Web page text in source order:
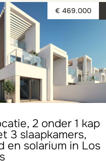
€ 469.000
2 onder 1 kap
3 slaapkamers,
en solarium in Los